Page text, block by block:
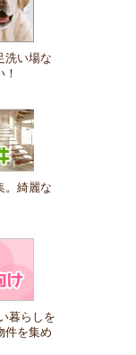
洗い場な
。綺麗な
暮らしを
件を集め